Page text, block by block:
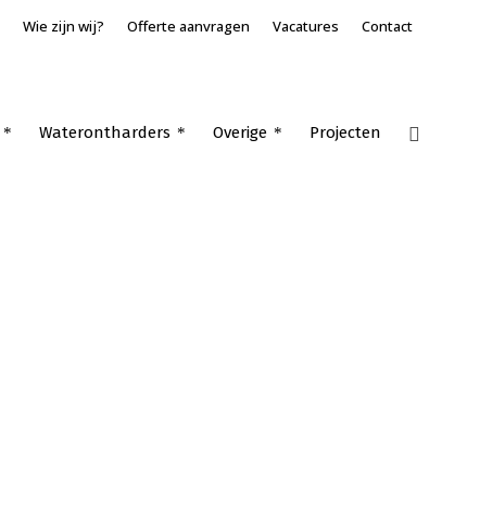
Wie zijn wij? Offerte aanvragen Vacatures Contact
Waterontharders Overige Projecten